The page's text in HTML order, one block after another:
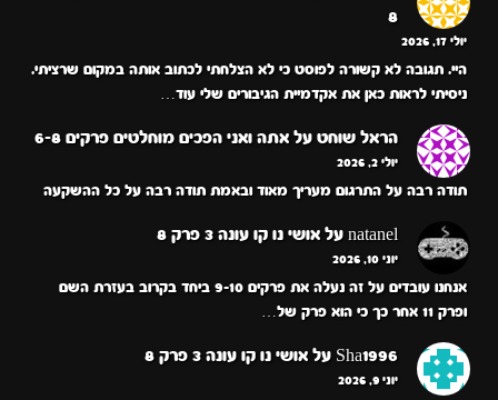
8
יולי 17, 2026
היי. תגובה לא קשורה לפוסט כי לא הצלחתי לכתוב אותה במקום שרציתי.
ניסיתי לראות כאן את אקדמיית הגיבורים שלי עוד…
הראל שוחט על אתה ואני הפכים מוחלטים פרקים 6-8
יולי 2, 2026
תודה רבה על התרגום מעריך מאוד ובאמת תודה רבה על כל ההשקעה
natanel על אושי נו קו עונה 3 פרק 8
יוני 10, 2026
אנחנו עובדים על זה נעלה את פרקים 9-10 ביחד בקרוב בעזרת השם
ופרק 11 אחר כך כי הוא פרק של…
Sha1996 על אושי נו קו עונה 3 פרק 8
יוני 9, 2026